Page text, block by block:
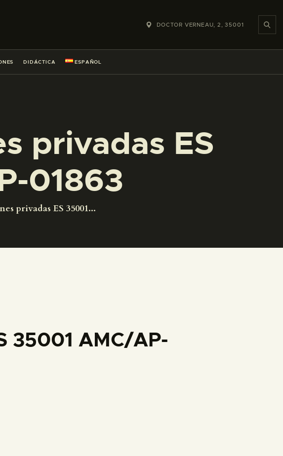
DOCTOR VERNEAU, 2, 35001
DIDÁCTICA ESPAÑOL
privadas ES
01863
privadas ES 35001...
35001 AMC/AP-